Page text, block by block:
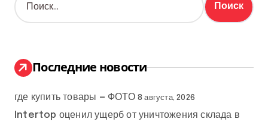
а
:
Последние новости
где купить товары — ФОТО 8 августа, 2026
Intertop оценил ущерб от уничтожения склада в